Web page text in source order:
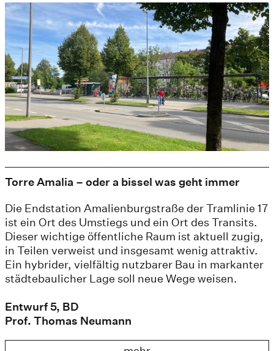
Torre Amalia – oder a bissel was geht immer
Die Endstation Amalienburgstraße der Tramlinie 17
ist ein Ort des Umstiegs und ein Ort des Transits.
Dieser wichtige öffentliche Raum ist aktuell zugig,
in Teilen verweist und insgesamt wenig attraktiv.
Ein hybrider, vielfältig nutzbarer Bau in markanter
städtebaulicher Lage soll neue Wege weisen.
Entwurf 5, BD
Prof. Thomas Neumann